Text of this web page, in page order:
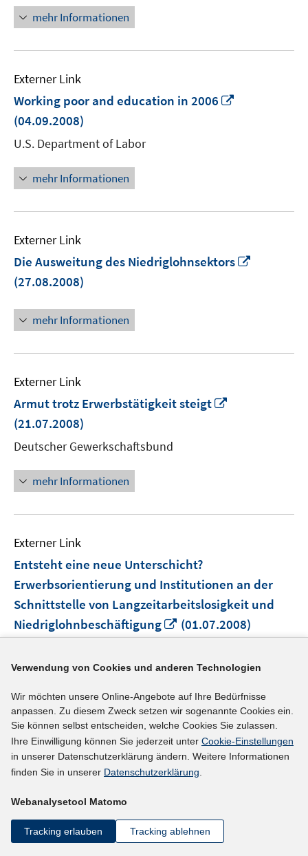
mehr Informationen
Externer Link
Working poor and education in 2006
(04.09.2008)
U.S. Department of Labor
mehr Informationen
Externer Link
Die Ausweitung des Niedriglohnsektors
(27.08.2008)
mehr Informationen
Externer Link
Armut trotz Erwerbstätigkeit steigt
(21.07.2008)
Deutscher Gewerkschaftsbund
mehr Informationen
Externer Link
Entsteht eine neue Unterschicht?
Erwerbsorientierung und Institutionen an der
Schnittstelle von Langzeitarbeitslosigkeit und
Niedriglohnbeschäftigung
In
neuem
öffnen
(01.07.2008)
Dörre, Klaus, Prof. Dr.
mehr Informationen
Armut trotz Erwerbstätigkeit/working poor
(15.05.2008)
Verwendung von Cookies und anderen Technologien
Wir möchten unsere Online-Angebote auf Ihre Bedürfnisse
anpassen. Zu diesem Zweck setzen wir sogenannte Cookies ein.
Sie können selbst entscheiden, welche Cookies Sie zulassen.
Ihre Einwilligung können Sie jederzeit unter Cookie-Einstellungen
in unserer Datenschutzerklärung ändern. Weitere Informationen
finden Sie in unserer Datenschutzerklärung.
Webanalysetool Matomo
Tracking erlauben Tracking ablehnen